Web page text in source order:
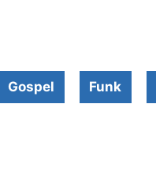
Gospel Funk